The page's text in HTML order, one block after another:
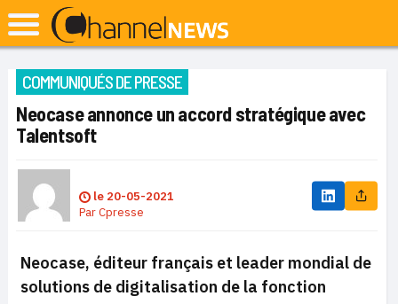
COMMUNIQUÉS DE PRESSE
Neocase annonce un accord stratégique avec
Talentsoft
le 20-05-2021
ParCpresse
Neocase, éditeur français et leader mondial de
solutions de digitalisation de la fonction